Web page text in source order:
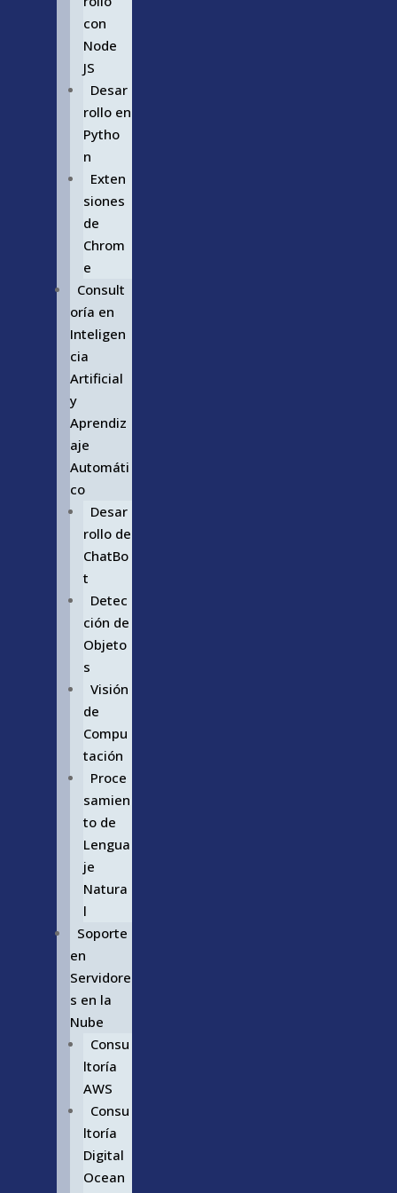
con
Node
JS
Desar
rollo en
Pytho
n
Exten
siones
de
Chrom
e
Consult
oría en
Inteligen
cia
Artificial
y
Aprendiz
aje
Automáti
co
Desar
rollo de
ChatBo
t
Detec
ción de
Objeto
s
Visión
de
Compu
tación
Proce
samien
to de
Lengua
je
Natura
l
Soporte
en
Servidore
s en la
Nube
Consu
ltoría
AWS
Consu
ltoría
Digital
Ocean